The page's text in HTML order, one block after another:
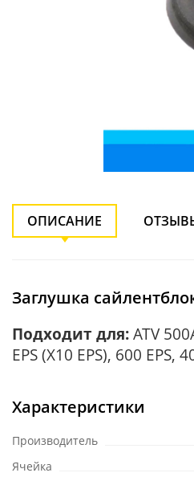
ОПИСАНИЕ
Заглушка
Подходит для: ATV
EPS (X10 EPS), 600 EPS,
Характеристики
Производитель
Ячейка